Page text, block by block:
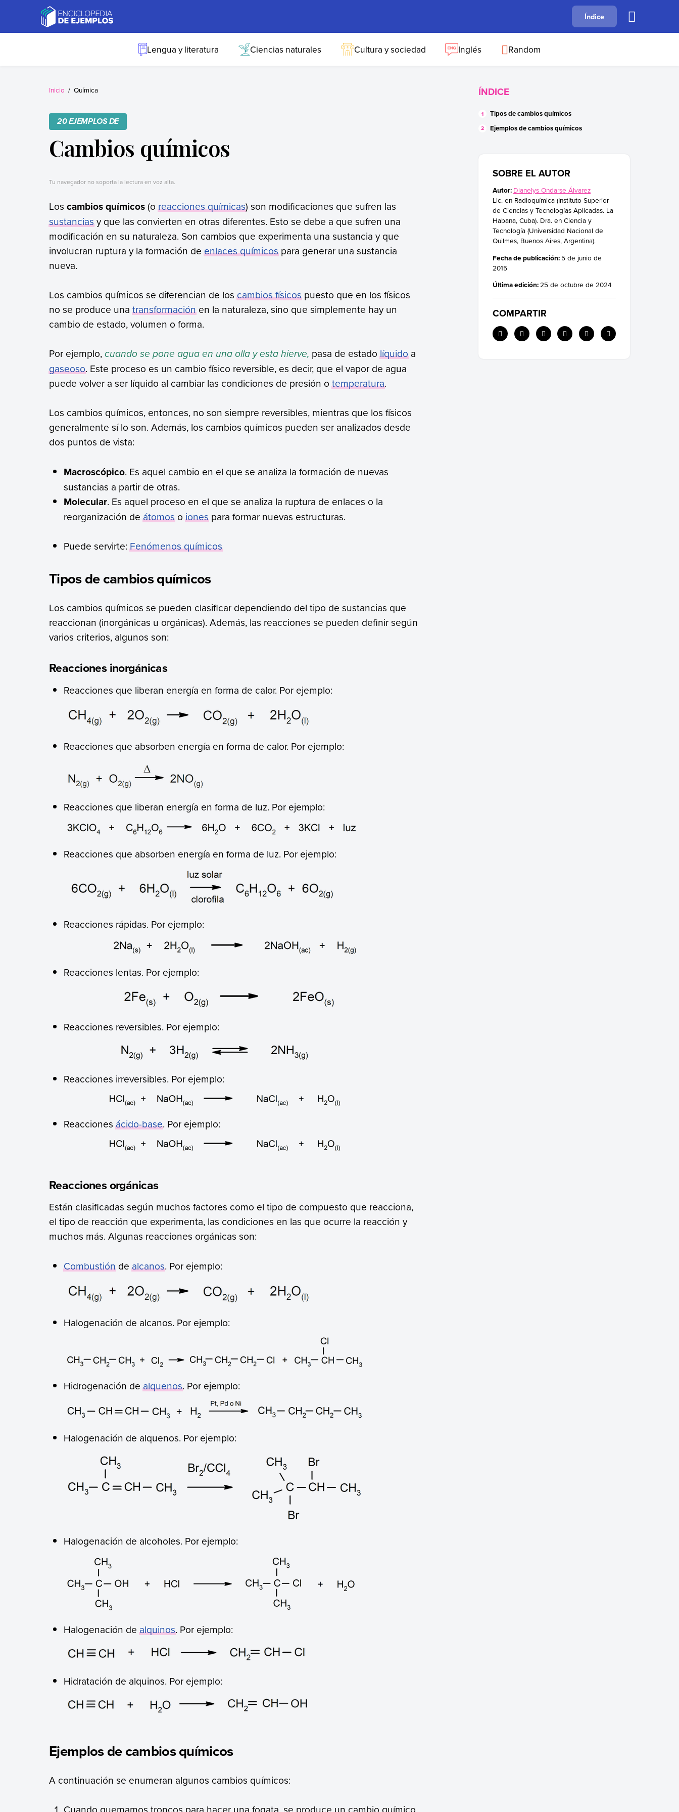
Ejemplos
Necesitas ejemplos.
B C F
Índice
Lengua y literatura Ciencias naturales Cultura y sociedad Inglés Random
Inicio Química
20 EJEMPLOS DE
Cambios químicos
Tu navegador no soporta la lectura en voz alta.
Los cambios químicos(oreacciones químicas) son modificaciones que sufren las
sustanciasy que las convierten en otras diferentes. Esto se debe a que sufren una
modificación en su naturaleza. Son cambios que experimenta una sustancia y que
involucran ruptura y la formación deenlaces químicospara generar una sustancia
nueva.
Los cambios químicos se diferencian de loscambios físicospuesto que en los físicos
no se produce unatransformaciónen la naturaleza, sino que simplemente hay un
cambio de estado, volumen o forma.
Por ejemplo,cuando se pone agua en una olla y esta hierve, pasa de estadolíquidoa
gaseoso. Este proceso es un cambio físico reversible, es decir, que el vapor de agua
puede volver a ser líquido al cambiar las condiciones de presión otemperatura.
Los cambios químicos, entonces, no son siempre reversibles, mientras que los físicos
generalmente sí lo son. Además, los cambios químicos pueden ser analizados desde
dos puntos de vista:
Macroscópico. Es aquel cambio en el que se analiza la formación de nuevas
sustancias a partir de otras.
Molecular. Es aquel proceso en el que se analiza la ruptura de enlaces o la
reorganización deátomosoionespara formar nuevas estructuras.
Puede servirte:Fenómenos químicos
Tipos de cambios químicos
Los cambios químicos se pueden clasificar dependiendo del tipo de sustancias que
reaccionan (inorgánicas u orgánicas). Además, las reacciones se pueden definir según
varios criterios, algunos son:
Reacciones inorgánicas
Reacciones que liberan energía en forma de calor. Por ejemplo:
Reacciones que absorben energía en forma de calor. Por ejemplo:
Reacciones que liberan energía en forma de luz. Por ejemplo:
Reacciones que absorben energía en forma de luz. Por ejemplo:
Reacciones rápidas. Por ejemplo:
Reacciones lentas. Por ejemplo:
Reacciones reversibles. Por ejemplo:
Reacciones irreversibles. Por ejemplo:
Reaccionesácido-base. Por ejemplo:
Reacciones orgánicas
Están clasificadas según muchos factores como el tipo de compuesto que reacciona,
el tipo de reacción que experimenta, las condiciones en las que ocurre la reacción y
muchos más. Algunas reacciones orgánicas son:
Combustióndealcanos. Por ejemplo:
Halogenación de alcanos. Por ejemplo:
Hidrogenación dealquenos. Por ejemplo:
Halogenación de alquenos. Por ejemplo:
Halogenación de alcoholes. Por ejemplo:
Halogenación dealquinos. Por ejemplo:
Hidratación de alquinos. Por ejemplo:
Ejemplos de cambios químicos
A continuación se enumeran algunos cambios químicos:
Cuando quemamos troncos para hacer una fogata, se produce un cambio químico.
ÍNDICE
Tipos de cambios químicos
Ejemplos de cambios químicos
SOBRE EL AUTOR
Autor: Dianelys Ondarse Álvarez
Lic. en Radioquímica (Instituto Superior
de Ciencias y Tecnologías Aplicadas. La
Habana, Cuba). Dra. en Ciencia y
Tecnología (Universidad Nacional de
Quilmes, Buenos Aires, Argentina).
Fecha de publicación: 5 de junio de
2015
Última edición:25 de octubre de 2024
COMPARTIR